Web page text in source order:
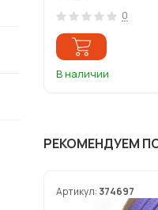
0
В наличии
РЕКОМЕНДУЕМ
Артикул: 374697